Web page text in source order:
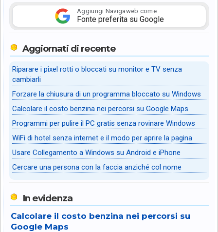
Aggiungi Navigaweb come
Fonte preferita su Google
Aggiornati di recente
Riparare i pixel rotti o bloccati su monitor e TV senza
cambiarli
Forzare la chiusura di un programma bloccato su Windows
Calcolare il costo benzina nei percorsi su Google Maps
Programmi per pulire il PC gratis senza rovinare Windows
WiFi di hotel senza internet e il modo per aprire la pagina
Usare Collegamento a Windows su Android e iPhone
Cercare una persona con la faccia anziché col nome
In evidenza
Calcolare il costo benzina nei percorsi su
Google Maps